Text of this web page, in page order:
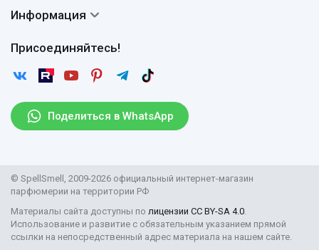
Поделиться в WhatsApp
Присоединяйтесь!
Сертификаты
Вопросы и ответы
Отзывы
Рассылка
Доставка
Возврат
Информация
Пользовательское соглашение
Защита персональных данных
Правила продажи товаров (Постановление Правительства
Поставщикам
© SpellSmell, 2009-2026 официальный интернет-магазин
парфюмерии на территории РФ
Материалы сайта доступны по лицензии CC BY-SA 4.0.
Использование и развитие с обязательным указанием прямой
ссылки на непосредственный адрес материала на нашем сайте.